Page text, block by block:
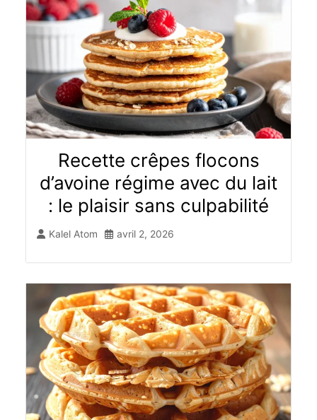
Recette crêpes flocons
d’avoine régime avec du lait
: le plaisir sans culpabilité
Kalel Atom avril 2, 2026